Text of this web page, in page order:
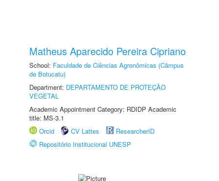
Matheus Aparecido Pereira Cipriano
School: Faculdade de Ciências Agronômicas (Câmpus
de Botucatu)
Department: DEPARTAMENTO DE PROTEÇÃO
VEGETAL
Academic Appointment Category: RDIDP Academic
title: MS-3.1
Orcid
CV Lattes
ResearcherID
Repositório Institucional UNESP